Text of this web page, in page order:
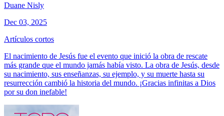
Duane Nisly
Dec 03, 2025
Artículos cortos
El nacimiento de Jesús fue el evento que inició la obra de rescate
más grande que el mundo jamás había visto. La obra de Jesús, desde
su nacimiento, sus enseñanzas, su ejemplo, y su muerte hasta su
resurrección cambió la historia del mundo. ¡Gracias infinitas a Dios
por su don inefable!